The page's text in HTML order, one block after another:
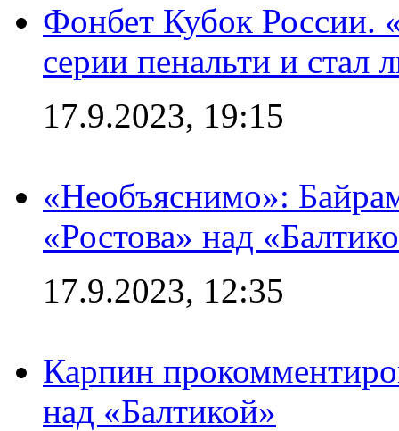
Фонбет Кубок России.
серии пенальти и стал
17.9.2023, 19:15
«Необъяснимо»:
«Ростова» над
17.9.2023, 12:35
Карпин
над «Балтикой»